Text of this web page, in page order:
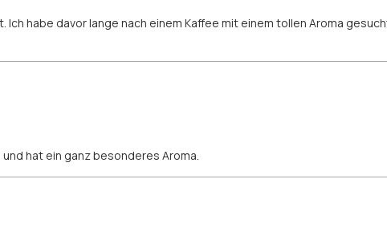
habe davor lange nach einem Kaffee mit einem tollen Aroma
hat ein ganz besonderes Aroma.